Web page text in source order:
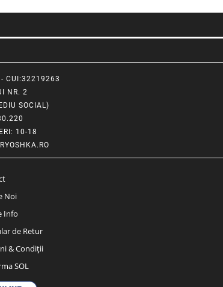
- CUI:32219263
NR. 2
SOCIAL)
10-18
Noi
Info
de Retur
& Condiții
SOL